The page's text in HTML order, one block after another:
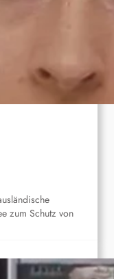
zum Schutz von